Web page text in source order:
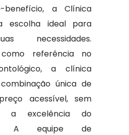
benefício, a Clínica
escolha ideal para
necessidades.
como referência no
a clínica
única de
acessível, sem
a excelência do
A equipe de